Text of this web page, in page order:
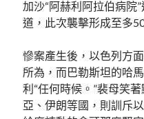
加沙“阿赫利阿拉伯病院
道，此次襲擊形成至多
慘案產生後，以色列方
所為，而巴勒斯坦的哈
利“任何時候。”裴母笑
亞、伊朗等國，則訓斥